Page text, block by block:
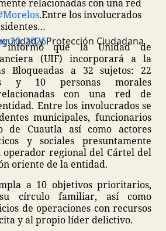
relacionadas con una red
.Entre los involucrados
20, 2026
informó que la Unidad de
(UIF) incorporará a la
Bloqueadas a 32 sujetos: 22
y 10 personas morales
con una red de
Entre los involucrados se
municipales, funcionarios
de Cuautla así como actores
y sociales presuntamente
operador regional del Cártel del
oriente de la entidad.
a 10 objetivos prioritarios,
círculo familiar, así como
de operaciones con recursos
y al propio líder delictivo.